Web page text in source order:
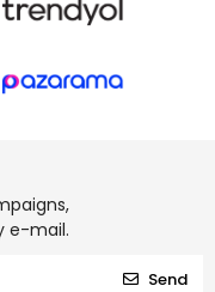
e-mail.
Send